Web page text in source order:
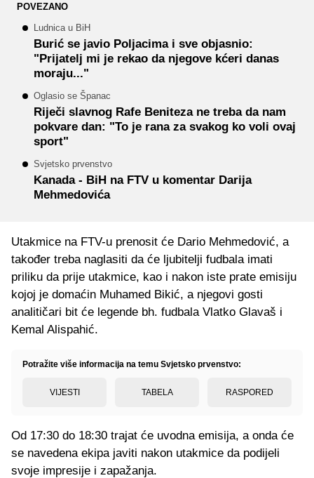
POVEZANO
Ludnica u BiH
Burić se javio Poljacima i sve objasnio:
"Prijatelj mi je rekao da njegove kćeri danas
moraju..."
Oglasio se Španac
Riječi slavnog Rafe Beniteza ne treba da nam
pokvare dan: "To je rana za svakog ko voli ovaj
sport"
Svjetsko prvenstvo
Kanada - BiH na FTV u komentar Darija
Mehmedovića
Utakmice na FTV-u prenosit će Dario Mehmedović, a
također treba naglasiti da će ljubitelji fudbala imati
priliku da prije utakmice, kao i nakon iste prate emisiju
kojoj je domaćin Muhamed Bikić, a njegovi gosti
analitičari bit će legende bh. fudbala Vlatko Glavaš i
Kemal Alispahić.
Potražite više informacija na temu Svjetsko prvenstvo:
VIJESTI TABELA RASPORED
Od 17:30 do 18:30 trajat će uvodna emisija, a onda će
se navedena ekipa javiti nakon utakmice da podijeli
svoje impresije i zapažanja.